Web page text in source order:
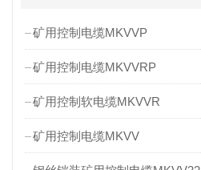
矿用控制电缆MKVVP
矿用控制电缆MKVVRP
矿用控制软电缆MKVVR
矿用控制电缆MKVV